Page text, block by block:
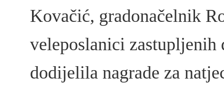
Kovačić, gradonačelnik
veleposlanici zastupljenih
dodijelila nagrade za